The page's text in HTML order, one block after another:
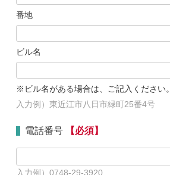
番地
ビル名
※ビル名がある場合は、ご記入ください。
入力例）東近江市八日市緑町25番4号
電話番号 【必須】
入力例）0748-29-3920